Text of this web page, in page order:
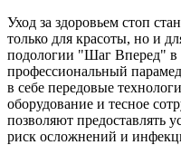
Уход за здоровьем стоп
только для красоты, но и
подологии "Шаг Вперед"
профессиональный
в себе передовые
оборудование и тесное
позволяют предоставлять
риск осложнений и